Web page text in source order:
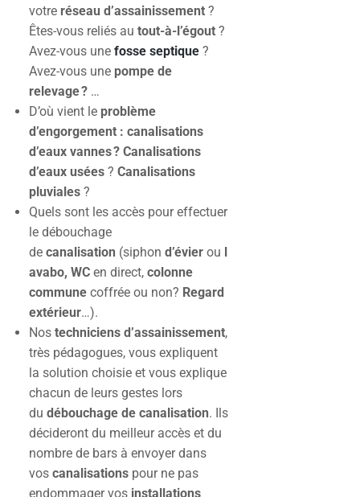
votre réseau d’assainissement ?
Êtes-vous reliés au tout-à-l’égout ?
Avez-vous une fosse septique?
Avez-vous une pompe de
relevage ?…
D’où vient le problème
d’engorgement : canalisations
d’eaux vannes ? Canalisations
d’eaux usées ? Canalisations
pluviales ?
Quels sont les accès pour effectuer
le débouchage
de canalisation (siphon d’évier ou
avabo, WCen direct, colonne
communecoffrée ou non? Regard
extérieur…).
Nos techniciens d’assainissement,
très pédagogues, vous expliquent
la solution choisie et vous explique
chacun de leurs gestes lors
du débouchage de canalisation. Ils
décideront du meilleur accès et du
nombre de bars à envoyer dans
vos canalisations pour ne pas
endommager vos installations